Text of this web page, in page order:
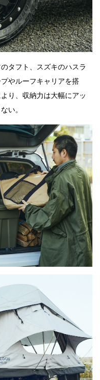
タフト、スズキのハスラ
やルーフキャリアを搭
り、収納力は大幅にアッ
い。